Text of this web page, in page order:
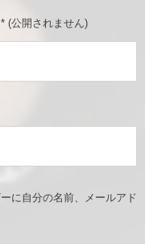
* (公開されません)
に自分の名前、メールアド